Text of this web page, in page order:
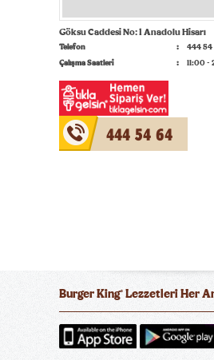
Göksu Caddesi No: 1 Anadolu Hisarı
Telefon
444 54
Çalışma Saatleri
11:00 -
444 54 64
Burger King® Lezzetleri Her An